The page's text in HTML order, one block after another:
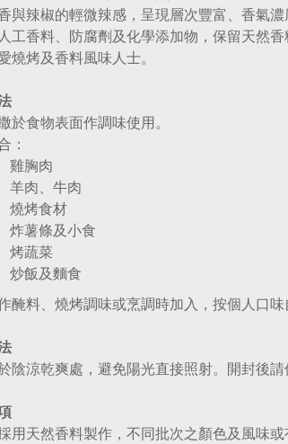
與辣椒的輕微辣感，呈現層次豐富、香氣濃
工香料、防腐劑及化學添加物，保留天然
燒烤及香料風味人士。
於食物表面作調味使用。
：
雞胸肉
羊肉、牛肉
燒烤食材
炸薯條及小食
烤蔬菜
炒飯及麵食
醃料、燒烤調味或烹調時加入，按個人口味
陰涼乾爽處，避免陽光直接照射。開封後請
用天然香料製作，不同批次之顏色及風味或